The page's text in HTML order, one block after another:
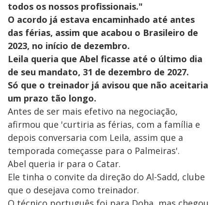
todos os nossos profissionais."
O acordo já estava encaminhado até antes
das férias, assim que acabou o Brasileiro de
2023, no início de dezembro.
Leila queria que Abel ficasse até o último dia
de seu mandato, 31 de dezembro de 2027.
Só que o treinador já avisou que não aceitaria
um prazo tão longo.
Antes de ser mais efetivo na negociação,
afirmou que 'curtiria as férias, com a família e
depois conversaria com Leila, assim que a
temporada começasse para o Palmeiras'.
Abel queria ir para o Catar.
Ele tinha o convite da direção do Al-Sadd, clube
que o desejava como treinador.